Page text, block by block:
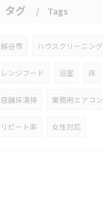
タグ Tags
越谷市 ハウスクリーニング
レンジフード 浴室 床
店舗床清掃 業務用エアコン
リピート率 女性対応